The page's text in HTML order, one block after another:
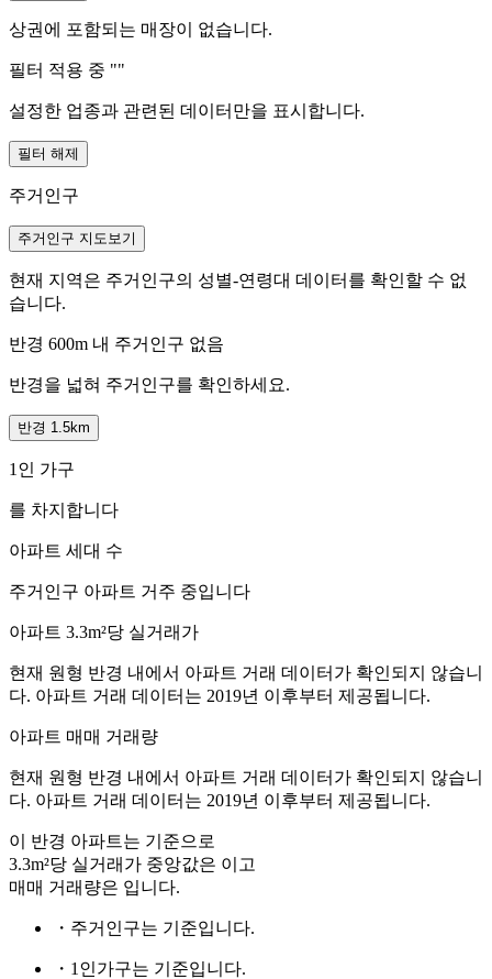
상권에 포함되는 매장이 없습니다.
필터 적용 중 ""
설정한 업종과 관련된 데이터만을 표시합니다.
필터 해제
주거인구
주거인구 지도보기
현재 지역은 주거인구의 성별-연령대 데이터를 확인할 수 없
습니다.
반경 600m 내 주거인구 없음
반경을 넓혀 주거인구를 확인하세요.
반경 1.5km
1인 가구
를 차지합니다
아파트 세대 수
주거인구 아파트 거주 중입니다
아파트 3.3m²당 실거래가
현재 원형 반경 내에서 아파트 거래 데이터가 확인되지 않습니
다. 아파트 거래 데이터는 2019년 이후부터 제공됩니다.
아파트 매매 거래량
현재 원형 반경 내에서 아파트 거래 데이터가 확인되지 않습니
다. 아파트 거래 데이터는 2019년 이후부터 제공됩니다.
이 반경 아파트는 기준으로
3.3m²당 실거래가 중앙값은 이고
매매 거래량은 입니다.
・주거인구는 기준입니다.
・1인가구는 기준입니다.